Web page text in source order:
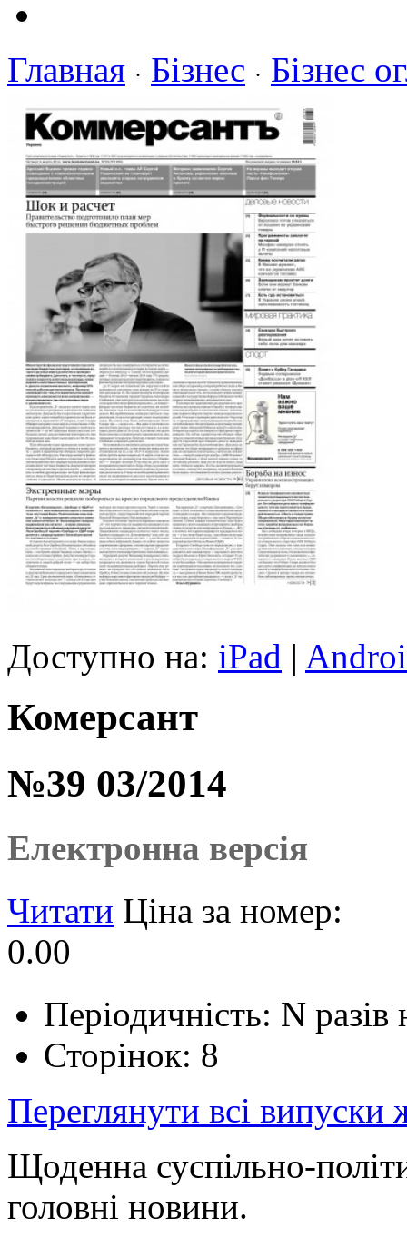
Главная · Бізнес · Бізнес
Доступно на: iPad |
Комерсант
№39 03/2014
Електронна версія
Читати Ціна за номер:
0.00
Періодичність: N
Сторінок: 8
Переглянути всі випуски
Щоденна суспільно-
головні новини.